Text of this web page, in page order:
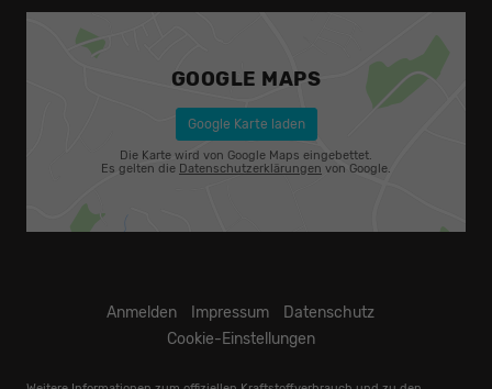
GOOGLE MAPS
Google Karte laden
Die Karte wird von Google Maps eingebettet.
Es gelten die Datenschutzerklärungen von Google.
Anmelden Impressum
Datenschutz
Cookie-Einstellungen